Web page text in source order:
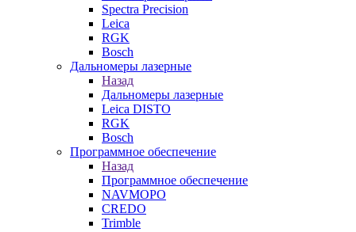
Spectra Precision
Leica
RGK
Bosch
Дальномеры лазерные
Назад
Дальномеры лазерные
Leica DISTO
RGK
Bosch
Программное обеспечение
Назад
Программное обеспечение
NAVMOPO
CREDO
Trimble